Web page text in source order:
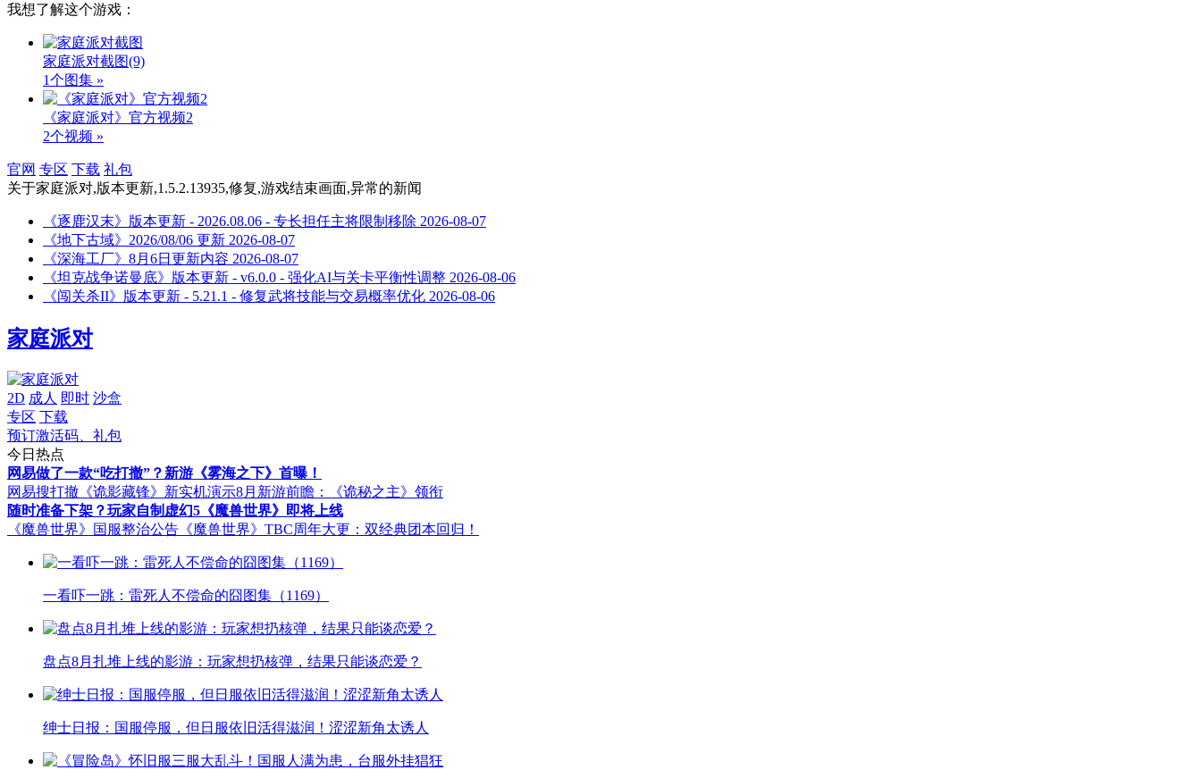
我想了解这个游戏：
家庭派对截图(9)
1个图集 »
《家庭派对》官方视频2
2个视频 »
官网 专区 下载 礼包
关于家庭派对,版本更新,1.5.2.13935,修复,游戏结束画面,异常的新闻
《逐鹿汉末》版本更新 - 2026.08.06 - 专长担任主将限制移除 2026-08-07
《地下古域》2026/08/06 更新 2026-08-07
《深海工厂》8月6日更新内容 2026-08-07
《坦克战争诺曼底》版本更新 - v6.0.0 - 强化AI与关卡平衡性调整 2026-08-06
《闯关杀II》版本更新 - 5.21.1 - 修复武将技能与交易概率优化 2026-08-06
家庭派对
2D 成人 即时 沙盒
专区 下载
预订激活码、礼包
今日热点
网易做了一款“吃打撤”？新游《雾海之下》首曝！
网易搜打撤《诡影藏锋》新实机演示8月新游前瞻：《诡秘之主》领衔
随时准备下架？玩家自制虚幻5《魔兽世界》即将上线
《魔兽世界》国服整治公告 《魔兽世界》TBC周年大更：双经典团本回归！
一看吓一跳：雷死人不偿命的囧图集（1169）
盘点8月扎堆上线的影游：玩家想扔核弹，结果只能谈恋爱？
绅士日报：国服停服，但日服依旧活得滋润！涩涩新角太诱人